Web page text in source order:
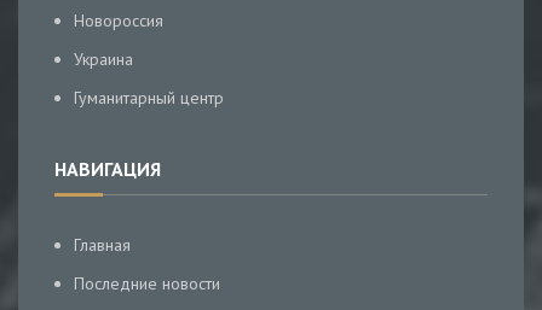
Новороссия
Украина
Гуманитарный центр
НАВИГАЦИЯ
Главная
Последние новости